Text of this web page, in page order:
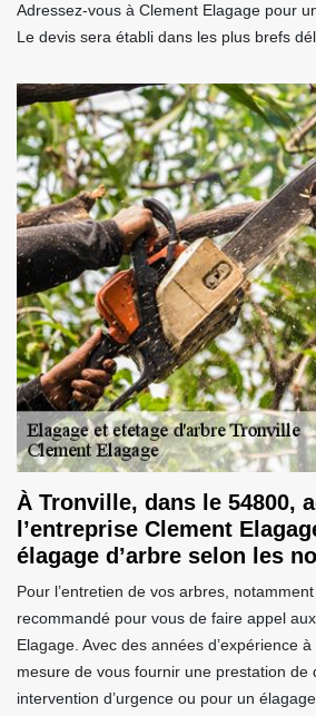
Adressez-vous à Clement Elagage pour
Le devis sera établi dans les plus brefs
À Tronville, dans le 54800,
l’entreprise Clement
élagage d’arbre selon les
Pour l’entretien de vos arbres,
recommandé pour vous de faire appel
Elagage. Avec des années d’expérience
mesure de vous fournir une prestation de
intervention d’urgence ou pour un